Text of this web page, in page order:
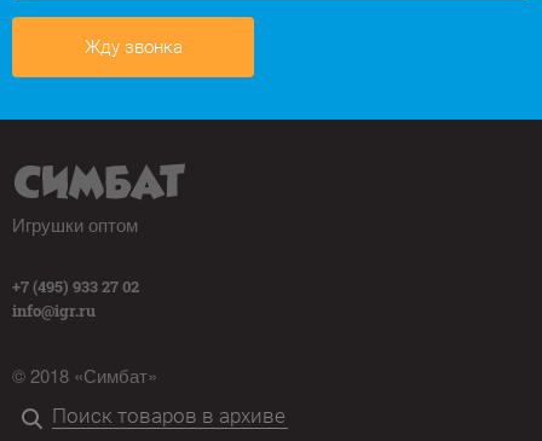
Жду звонка
Игрушки оптом
+7 (495) 933 27 02
info@igr.ru
© 2018 «Симбат»